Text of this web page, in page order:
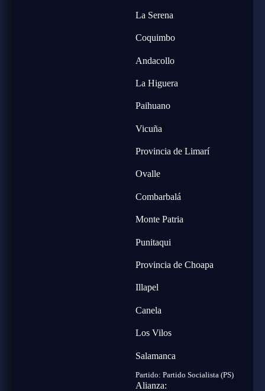
La Serena
Coquimbo
Andacollo
La Higuera
Paihuano
Vicuña
Provincia de Limarí
Ovalle
Combarbalá
Monte Patria
Punitaqui
Provincia de Choapa
Illapel
Canela
Los Vilos
Salamanca
Partido: Partido Socialista (PS)
Alianza: